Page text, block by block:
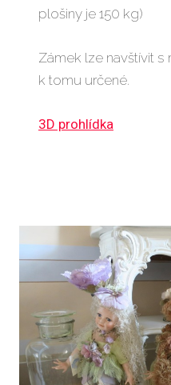
plošiny je 150 kg)
Zámek lze navštívit
k tomu určené.
3D prohlídka